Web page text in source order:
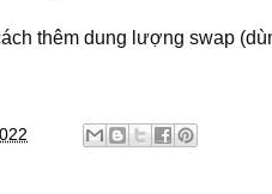
thêm dung lượng swap